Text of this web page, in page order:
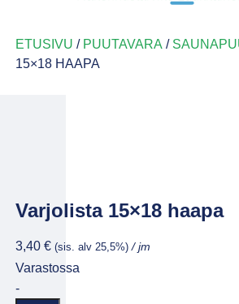
ETUSIVU / PUUTAVARA /
15×18 HAAPA
Varjolista 15×18 haapa
3,40 € (sis. alv 25,5%)/ jm
Varastossa
-